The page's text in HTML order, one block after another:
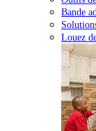
Bande
Louez